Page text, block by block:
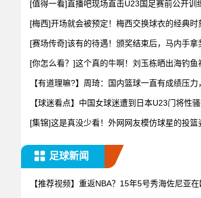
[值得一看]直播吧现场直击U23国足赛前公开训
[梅西]开场就会被预定！梅西交换球衣的经典时
[赛场传奇]该有的待遇！颁奖结束后，马内手拿
[你怎么看？]这个真的牛啊！刘玉栋晒出海钓鱼
【有道理嘛?】周琦：国内篮球一直有成绩压力
【球迷看点】中国女球迷遭到日本U23门将性骚
[集锦]这是真没少看！外网网友模仿球星的投篮
足球新闻
【推荐视频】重返NBA？15年5号秀海佐尼亚在